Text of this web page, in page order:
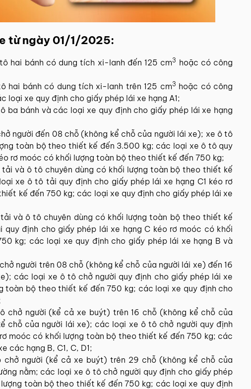
từ ngày 01/1/2025:
hai bánh có dung tích xi-lanh đến 125 cm3 hoặc có công
hai bánh có dung tích xi-lanh trên 125 cm3 hoặc có công
loại xe quy định cho giấy phép lái xe hạng A1;
ba bánh và các loại xe quy định cho giấy phép lái xe hạng
người đến 08 chỗ (không kể chỗ của người lái xe); xe ô tô
toàn bộ theo thiết kế đến 3.500 kg; các loại xe ô tô quy
rơ moóc có khối lượng toàn bộ theo thiết kế đến 750 kg;
và ô tô chuyên dùng có khối lượng toàn bộ theo thiết kế
xe ô tô tải quy định cho giấy phép lái xe hạng C1 kéo rơ
kế đến 750 kg; các loại xe quy định cho giấy phép lái xe
và ô tô chuyên dùng có khối lượng toàn bộ theo thiết kế
định cho giấy phép lái xe hạng C kéo rơ moóc có khối
kg; các loại xe quy định cho giấy phép lái xe hạng B và
người trên 08 chỗ (không kể chỗ của người lái xe) đến 16
các loại xe ô tô chở người quy định cho giấy phép lái xe
toàn bộ theo thiết kế đến 750 kg; các loại xe quy định cho
chở người (kể cả xe buýt) trên 16 chỗ (không kể chỗ của
chỗ của người lái xe); các loại xe ô tô chở người quy định
moóc có khối lượng toàn bộ theo thiết kế đến 750 kg; các
các hạng B, C1, C, D1;
người (kể cả xe buýt) trên 29 chỗ (không kể chỗ của
nằm; các loại xe ô tô chở người quy định cho giấy phép
toàn bộ theo thiết kế đến 750 kg; các loại xe quy định